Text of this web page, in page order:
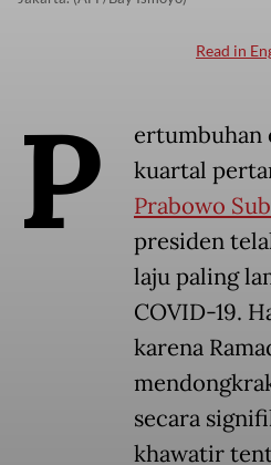
Read in
P
ertumbuhan
kuartal
Prabowo
presiden
laju paling
COVID-19.
karena
secara
khawatir